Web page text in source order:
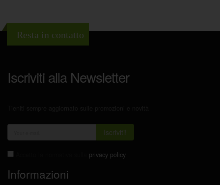
Resta in contatto
Iscriviti alla Newsletter
Iscriviti!
privacy policy
Informazioni